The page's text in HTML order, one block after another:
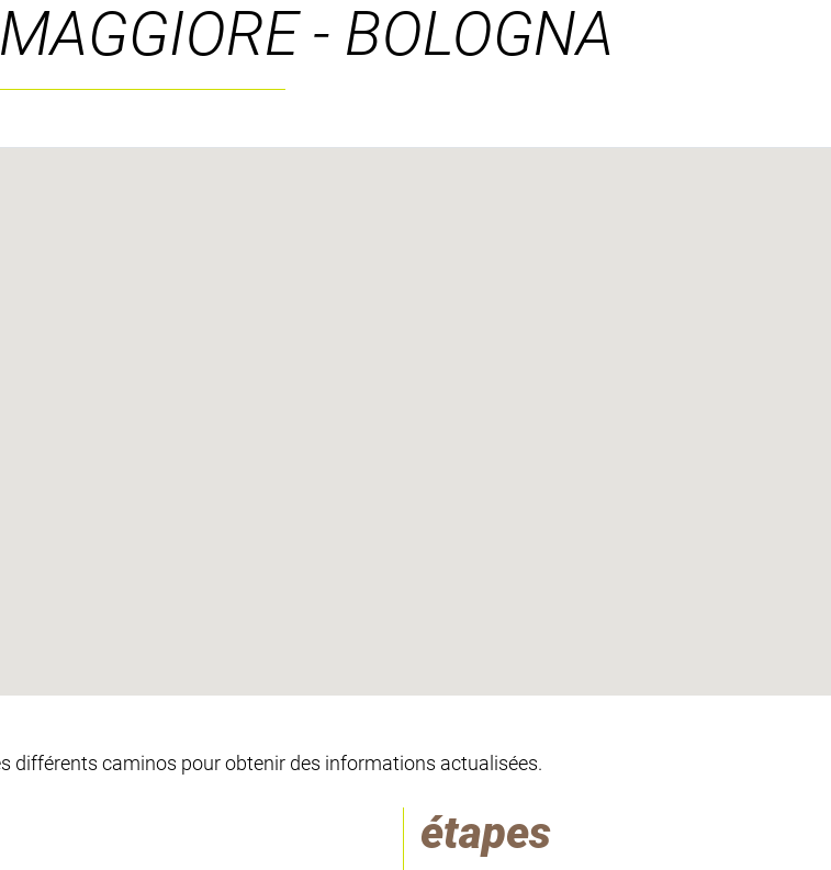
- BOLOGNA
différents caminos pour obtenir des informations actualisées.
étapes